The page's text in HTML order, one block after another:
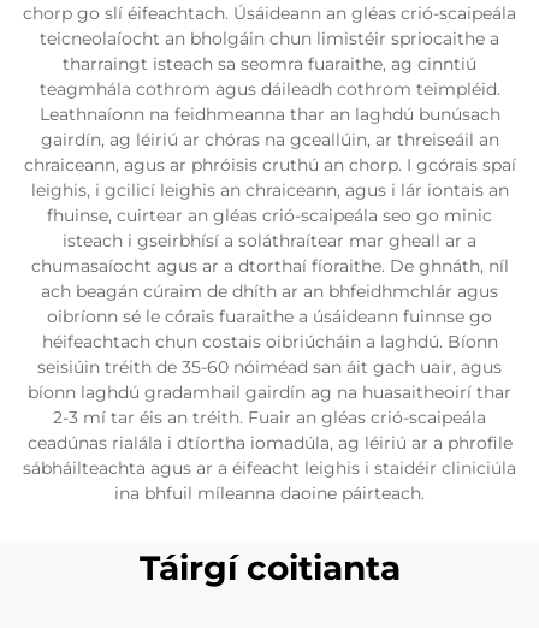
chorp go slí éifeachtach. Úsáideann an gléas crió-scaipeála
teicneolaíocht an bholgáin chun limistéir spriocaithe a
tharraingt isteach sa seomra fuaraithe, ag cinntiú
teagmhála cothrom agus dáileadh cothrom teimpléid.
Leathnaíonn na feidhmeanna thar an laghdú bunúsach
gairdín, ag léiriú ar chóras na gceallúin, ar threiseáil an
chraiceann, agus ar phróisis cruthú an chorp. I gcórais spaí
leighis, i gcilicí leighis an chraiceann, agus i lár iontais an
fhuinse, cuirtear an gléas crió-scaipeála seo go minic
isteach i gseirbhísí a soláthraítear mar gheall ar a
chumasaíocht agus ar a dtorthaí fíoraithe. De ghnáth, níl
ach beagán cúraim de dhíth ar an bhfeidhmchlár agus
oibríonn sé le córais fuaraithe a úsáideann fuinnse go
héifeachtach chun costais oibriúcháin a laghdú. Bíonn
seisiúin tréith de 35-60 nóiméad san áit gach uair, agus
bíonn laghdú gradamhail gairdín ag na huasaitheoirí thar
2-3 mí tar éis an tréith. Fuair an gléas crió-scaipeála
ceadúnas rialála i dtíortha iomadúla, ag léiriú ar a phrofile
sábháilteachta agus ar a éifeacht leighis i staidéir cliniciúla
ina bhfuil míleanna daoine páirteach.
Táirgí coitianta